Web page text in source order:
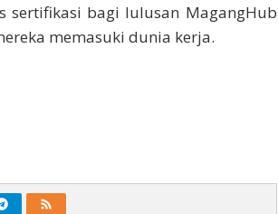
sertifikasi bagi lulusan MagangHub
memasuki dunia kerja.